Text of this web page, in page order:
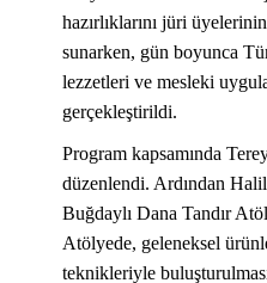
KURUMSAL
Hakkımızda
AKADEMİK
hazırlıklarını jüri
sunarken, gün boyunca
lezzetleri ve mesleki
gerçekleştirildi.
Program kapsamında
düzenlendi. Ardından
Buğdaylı Dana Tandır
Atölyede, geleneksel
teknikleriyle